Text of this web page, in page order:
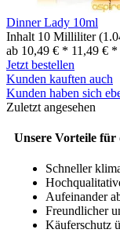
Dinner Lady 10ml
Inhalt 10 Milliliter
ab 10,49 € * 11,49 € *
Jetzt bestellen
Kunden kauften auch
Kunden haben sich
Zuletzt angesehen
Unsere Vorteile für
Schneller
Aufeinander
Freundlicher
Käuferschutz